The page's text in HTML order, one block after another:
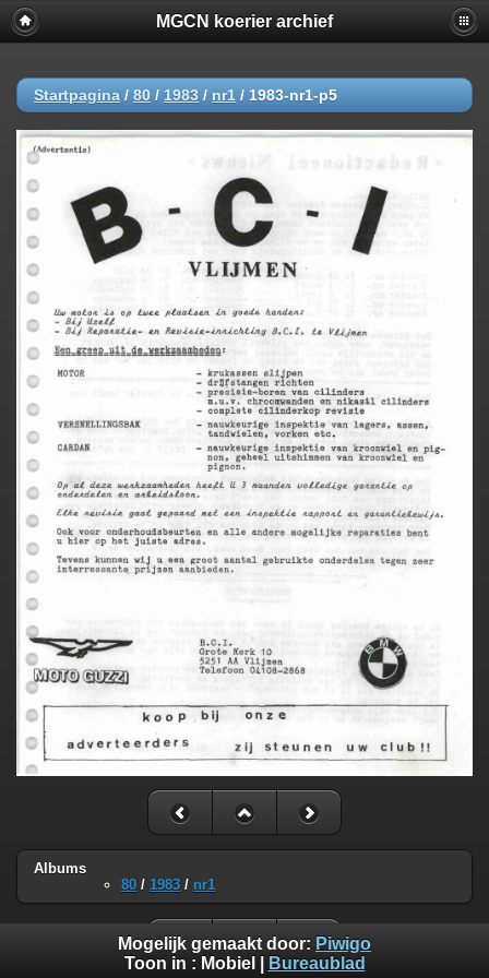
MGCN koerier archief
Startpagina / 80 / 1983 / nr1 / 1983-nr1-p5
Albums
80 / 1983 / nr1
Mogelijk gemaakt door: Piwigo
Toon in : Mobiel Bureaublad